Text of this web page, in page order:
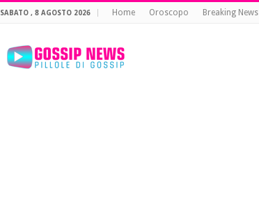
SABATO , 8 AGOSTO 2026 Home Oroscopo Breaking News